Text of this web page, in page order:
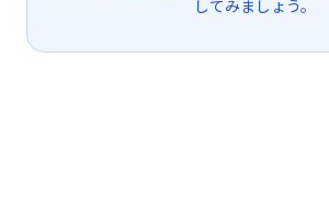
してみましょう。